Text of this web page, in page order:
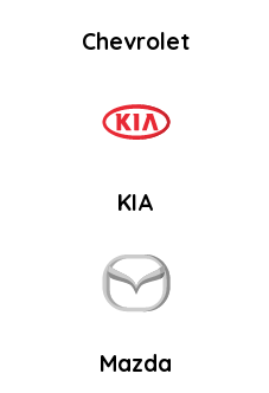
Chevrolet
KIA
Mazda